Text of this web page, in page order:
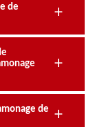
de
de